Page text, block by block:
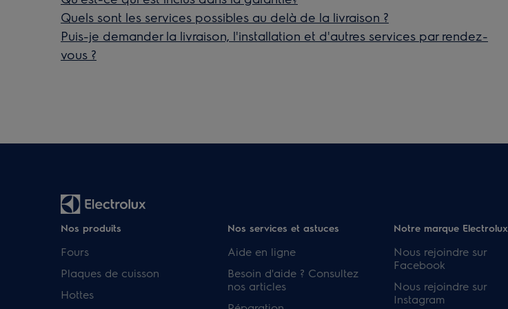
Quels sont les services possibles au delà de la livraison ?
Puis-je demander la livraison, l'installation et d'autres services par rendez-
vous ?
Nos produits
Fours
Plaques de cuisson
Hottes
Nos services et astuces
Aide en ligne
Besoin d'aide ? Consultez
nos articles
Notre marque Electrolux
Nous rejoindre sur
Facebook
Nous rejoindre sur
Instagram